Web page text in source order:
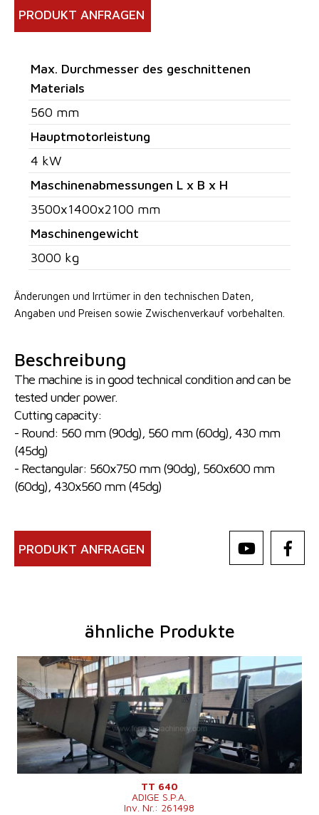
PRODUKT ANFRAGEN
Max. Durchmesser des geschnittenen
Materials
560 mm
Hauptmotorleistung
4 kW
Maschinenabmessungen L x B x H
3500x1400x2100 mm
Maschinengewicht
3000 kg
Änderungen und Irrtümer in den technischen Daten,
Angaben und Preisen sowie Zwischenverkauf vorbehalten.
Beschreibung
The machine is in good technical condition and can be
tested under power.
Cutting capacity:
- Round: 560 mm (90dg), 560 mm (60dg), 430 mm
(45dg)
- Rectangular: 560x750 mm (90dg), 560x600 mm
(60dg), 430x560 mm (45dg)
PRODUKT ANFRAGEN
ähnliche Produkte
Baujahr:
2009
Max. Durchmesser des geschnittenen Materials
80 mm
Hauptmotorleistung
7,6 kW
Maschinengewicht
1350 kg
Kontrollsystem
nein
TT 640
ADIGE S.P.A.
Inv. Nr.: 261498